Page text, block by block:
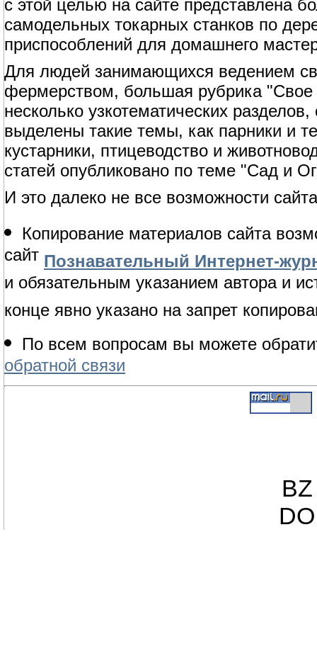
с этой целью на сайте представлена
самодельных токарных станков по
приспособлений для домашнего
Для людей занимающихся ведением
фермерством, большая рубрика "Свое
несколько узкотематических
выделены такие темы, как парники и
кустарники, птицеводство и
статей опубликовано по теме "Сад и
И это далеко не все возможности
Копирование материалов сайта
сайт Познавательный Интернет-
и обязательным указанием автора и
конце явно указано на запрет
По всем вопросам вы можете
обратной связи